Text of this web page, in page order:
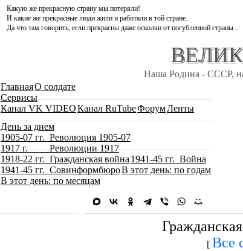
Какую же прекрасную страну мы потеряли!
И какие же прекрасные люди жили и работали в той стране.
Да что там говорить, если прекрасны даже осколки от погубленной страны...
Наша Родина - СССР,
ГлавнаяО солдате
Сервисы
Канал VK VIDEOКанал RuTubeФорумЛенты
День за днем
1905-07 гг. Революция 1905-07
1917 г. Революции 1917
1918-22 гг. Гражданская война 1941-45 гг. Война
1941-45 гг. СовинформбюроВ этот день: по годам
В этот день: по месяцам
[ Все